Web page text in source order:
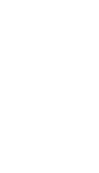
en materia de
a Real Academia
faciliten o seu correo
de carácter
de tratamento
e incorporados aos seus
usuarios poderán exercer o
e cancelación dos
política de